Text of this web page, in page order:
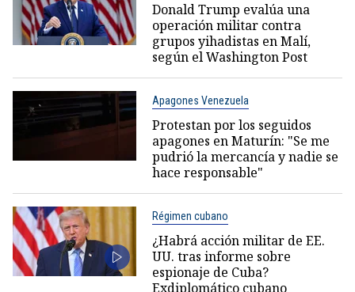
Donald Trump evalúa una
operación militar contra
grupos yihadistas en Malí,
según el Washington Post
Apagones Venezuela
Protestan por los seguidos
apagones en Maturín: "Se me
pudrió la mercancía y nadie se
hace responsable"
Régimen cubano
¿Habrá acción militar de EE.
UU. tras informe sobre
espionaje de Cuba?
Exdiplomático cubano